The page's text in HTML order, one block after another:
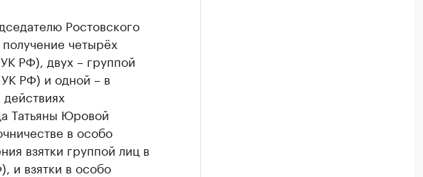
Ростовского
четырёх
РФ), двух – группой
РФ) и одной – в
Татьяны Юровой
в особо
взятки группой лиц в
и взятки в особо